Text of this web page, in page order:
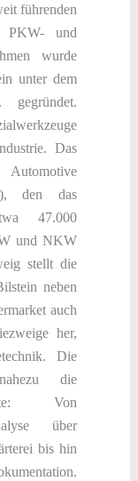
führenden
PKW- und
wurde
unter dem
Das
den das
47.000
und NKW
stellt die
neben
auch
her,
Die
die
Von
über
bis hin